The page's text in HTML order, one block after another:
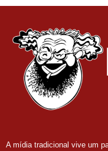
A mídia tradicional vive um